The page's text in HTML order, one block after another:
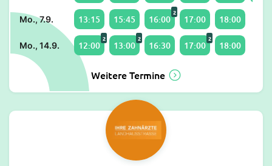
Mo., 7.9. 13:15 15:45 16:00
2
17:00 18:00
Mo., 14.9. 12:00
2
13:00
2
16:30 17:00
2
18:00
Weitere Termine